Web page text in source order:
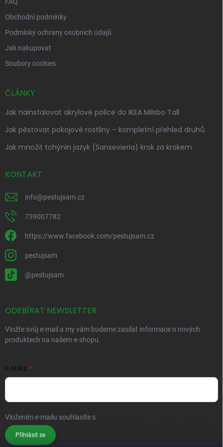
Obchodní podmínky
Podmínky ochrany osobních údajů
Jak nakupovat
Soubory cookies
ČLÁNKY
Jak nainstalovat akrylové police do IKEA Milsbo Tall
Jak pěstovat pokojové rostliny – kompletní přehled druhů
Jak množit tchýnin jazyk (Sansevieria) krok za krokem
KONTAKT
info@pestujsam.cz
739007782
https://www.facebook.com/pestujsam.cz
pestujsam
@pestujsam
ODEBÍRAT NEWSLETTER
Vložte svůj e-mail a my vám budeme zasílat informace o nových
produktech na našem e-shopu.
E-MAIL
Vložením e-mailu souhlasíte s
Přihlásit se